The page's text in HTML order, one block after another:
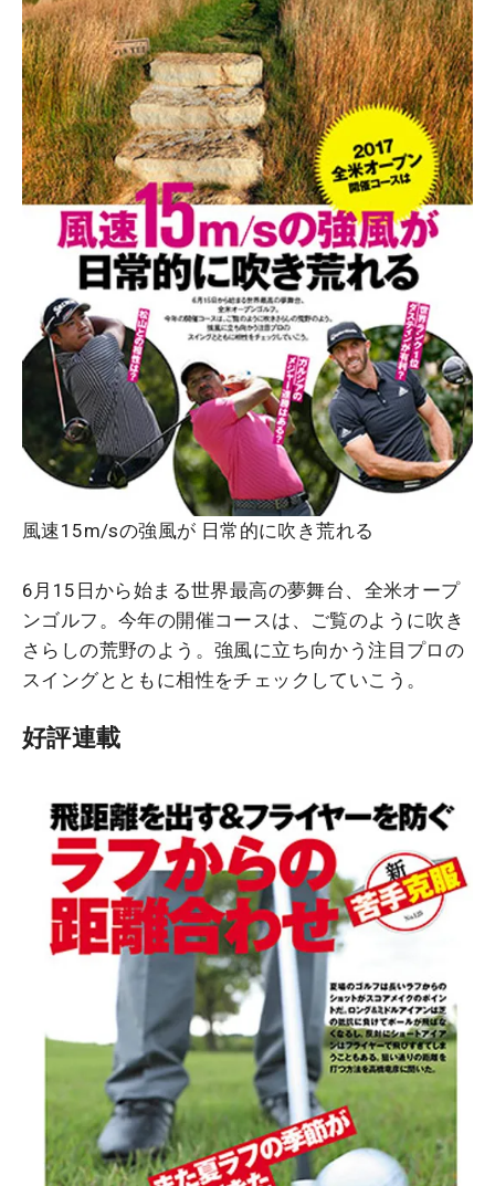
風速15m/sの強風が 日常的に吹き荒れる
6月15日から始まる世界最高の夢舞台、全米オープ
ンゴルフ。今年の開催コースは、ご覧のように吹き
さらしの荒野のよう。強風に立ち向かう注目プロの
スイングとともに相性をチェックしていこう。
好評連載